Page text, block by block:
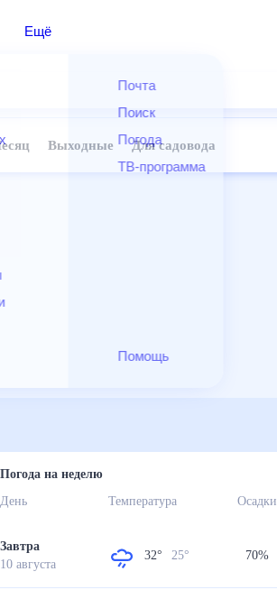
Ещё
Почта
Поиск
Погода
ТВ-программа
Помощь
Месяц Выходные Для садовода
Погода на неделю
День
Температура Осадки
Завтра
10 августа
32° 25° 70%